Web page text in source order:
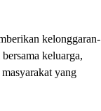
kelonggaran-
keluarga,
yang